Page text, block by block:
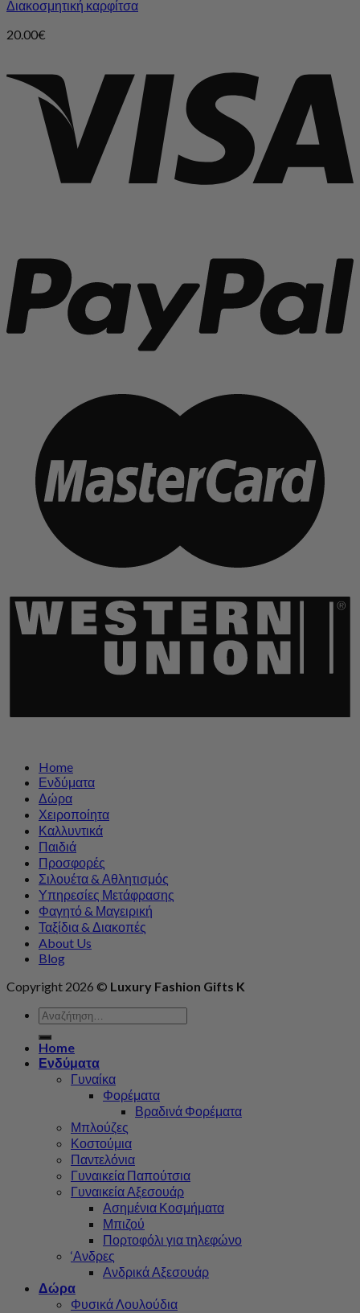
Διακοσμητική καρφίτσα
20.00€
Home
Ενδύματα
Δώρα
Χειροποίητα
Καλλυντικά
Παιδιά
Προσφορές
Σιλουέτα & Αθλητισμός
Υπηρεσίες Μετάφρασης
Φαγητό & Μαγειρική
Ταξίδια & Διακοπές
About Us
Blog
Copyright 2026 © Luxury Fashion Gifts K
Αναζήτηση
για:
Home
Ενδύματα
Γυναίκα
Φορέματα
Βραδινά Φορέματα
Μπλούζες
Κοστούμια
Παντελόνια
Γυναικεία Παπούτσια
Γυναικεία Αξεσουάρ
Ασημένια Κοσμήματα
Μπιζού
Πορτοφόλι για τηλεφώνο
‘Ανδρες
Ανδρικά Αξεσουάρ
Δώρα
Φυσικά Λουλούδια